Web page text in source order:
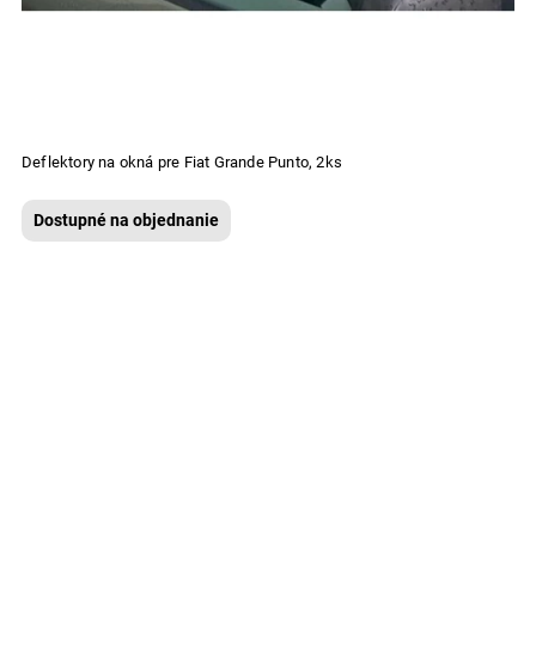
Deflektory na okná pre Fiat Grande Punto, 2ks
Dostupné na objednanie